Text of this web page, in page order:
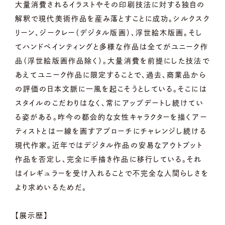
大量消費されるイラストやその印刷技法に対する独自の
解釈で現代美術作品を産み落とすことに成功。シルクスク
リーン、ジークレー（デジタル版画）、浮世絵木版画。そし
てハンドペインティングと多様な作品は全てがユニーク作
品（浮世絵版画作品除く）。大量消費を前提にした技法で
あえてユニーク作品に限定することで、過去、商業品から
の評価の日本文脈に一風を起こそうとしている。そこには
スタイルのこだわりはなく、常にアップデートし続けてい
る姿がある。昨今の都会的な女性キャラクターを描くアー
ティストとは一線を画すアプローチにチャレンジし続ける
現代作家。近年ではデジタル作品の安易なアウトプット
作品を否定し、完全に手描き作品に移行している。それ
はイレギュラーを受け入れることで不完全な人間らしさを
より求めいるためだ。
【展示歴】